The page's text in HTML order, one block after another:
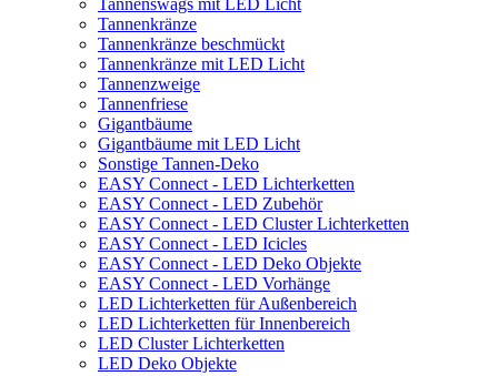
Tannenkränze
Tannenkränze beschmückt
Tannenkränze mit LED Licht
Tannenzweige
Tannenfriese
Gigantbäume
Gigantbäume mit LED Licht
Sonstige Tannen-Deko
EASY Connect - LED Lichterketten
EASY Connect - LED Zubehör
EASY Connect - LED Cluster Lichterketten
EASY Connect - LED Icicles
EASY Connect - LED Deko Objekte
EASY Connect - LED Vorhänge
LED Lichterketten für Außenbereich
LED Lichterketten für Innenbereich
LED Cluster Lichterketten
LED Deko Objekte